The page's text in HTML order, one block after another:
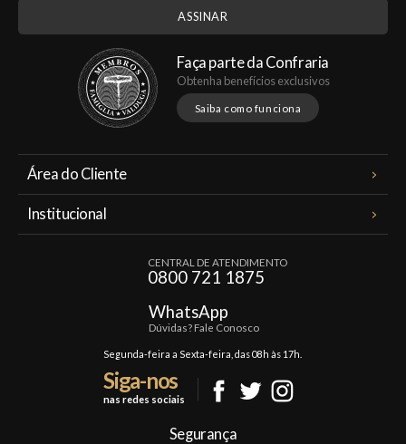
Faça parte da Confraria
Obtenha benefícios exclusivos
Saiba como funciona
Área do Cliente
Institucional
Política de Privacidade
Formas de Pagamento
CENTRAL DE ATENDIMENTO
0800 721 1875
WhatsApp
Dúvidas? Fale Conosco
Segunda-feira a Sexta-feira, das 08h às 17h.
Siga-nos
nas redes sociais
Segurança